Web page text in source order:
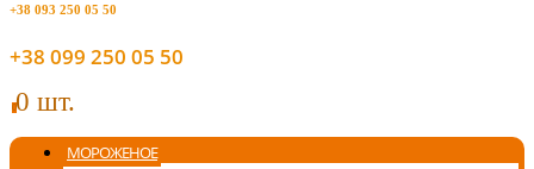
+38 093 250 05 50
+38 099 250 05 50
00 шт.
МОРОЖЕНОЕ